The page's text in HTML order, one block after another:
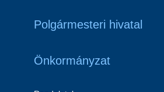
Polgármesteri hivatal
Önkormányzat